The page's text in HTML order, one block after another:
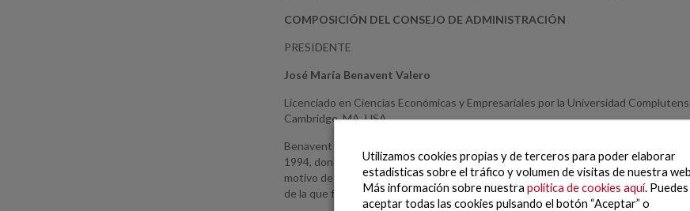
COMPOSICIÓN DEL CONSEJO DE ADMINISTRACIÓN
PRESIDENTE
José María Benavent Valero
Licenciado en Ciencias Económicas y Empresariales por la Universidad
Cambridge, MA, USA.
Benavent inició su carrera profesional en 1989 como analista del servicio de
1994, donde ocupó diversas funciones en el departamento de Riesgos hasta
motivo de la liberalización del Sector de las Telecomunicaciones en España, se le
de la que fue su CFO hasta 2015, año en que continuó su trayectoria profesional
Utilizamos cookies propias y de terceros para poder elaborar
estadísticas sobre el tráfico y volumen de visitas de nuestra
Más información sobre nuestra política de cookies aquí. Puedes
aceptar todas las cookies pulsando el botón “Aceptar” o